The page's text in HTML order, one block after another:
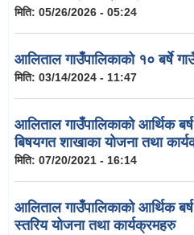
मिति: 05/26/2026 - 05:24
आलिताल गाउँपालिकाको १० बर्षे
मिति: 03/14/2024 - 11:47
आलिताल गाउँपालिकाको आर्थिक
बिषयगत शाखाका योजना तथा
मिति: 07/20/2021 - 16:14
आलिताल गाउँपालिकाको आर्थिक
स्तरिय योजना तथा कार्यक्रमहरु